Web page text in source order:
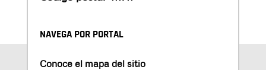
NAVEGA POR PORTAL
Conoce el mapa del sitio